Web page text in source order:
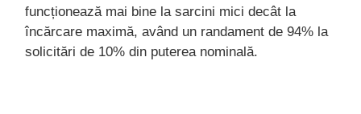
funcționează mai bine la sarcini mici decât la
încărcare maximă, având un randament de 94% la
solicitări de 10% din puterea nominală.